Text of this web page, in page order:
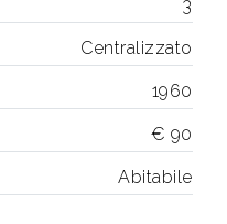
3
Centralizzato
1960
€ 90
Abitabile